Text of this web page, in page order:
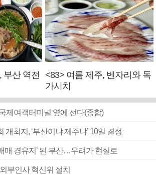
부산 역전
<83> 여름 제주, 벤자리와 독
가시치
제여객터미널 옆에 선다(종합)
개최지, ‘부산이냐 제주냐’ 10일 결정
매 경유지’ 된 부산…우려가 현실로
부인사 혁신위 설치